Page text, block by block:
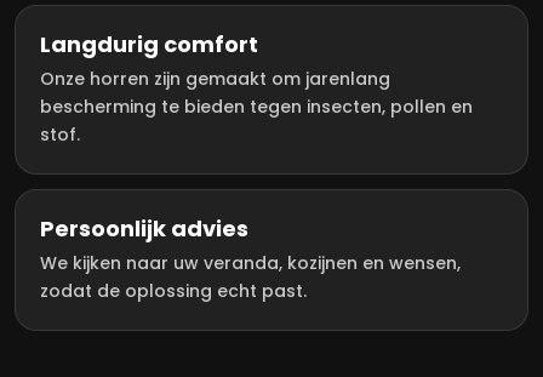
Langdurig comfort
Onze horren zijn gemaakt om jarenlang
bescherming te bieden tegen insecten, pollen en
stof.
Persoonlijk advies
We kijken naar uw veranda, kozijnen en wensen,
zodat de oplossing echt past.